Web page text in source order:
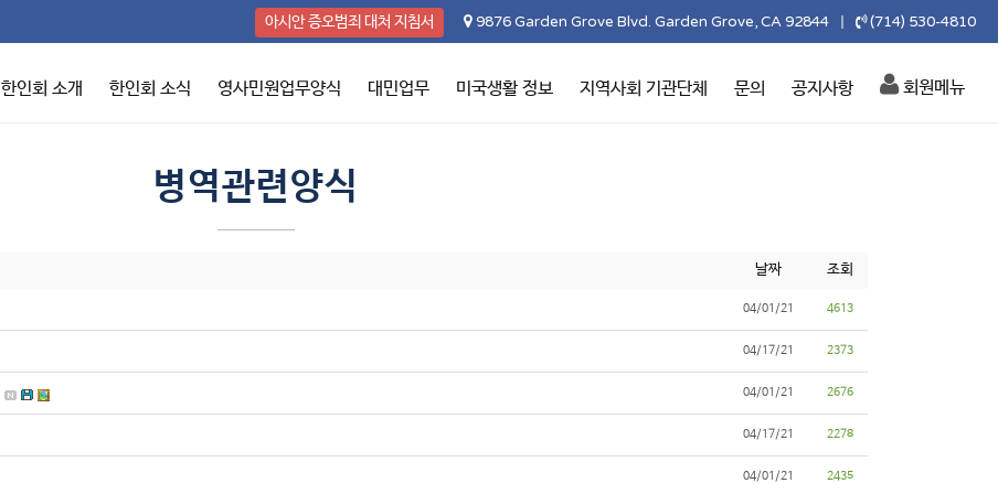
아시안 증오범죄 대처 지침서 9876 Garden Grove Blvd. Garden Grove, CA 92844 (714) 530-4810
한인회 소개 한인회 소식 영사민원업무양식 대민업무 미국생활 정보 지역사회 기관단체 문의 공지사항 회원메뉴
병역관련양식
날짜 조회
04/01/21 4613
04/17/21 2373
04/01/21 2676
04/17/21 2278
04/01/21 2435